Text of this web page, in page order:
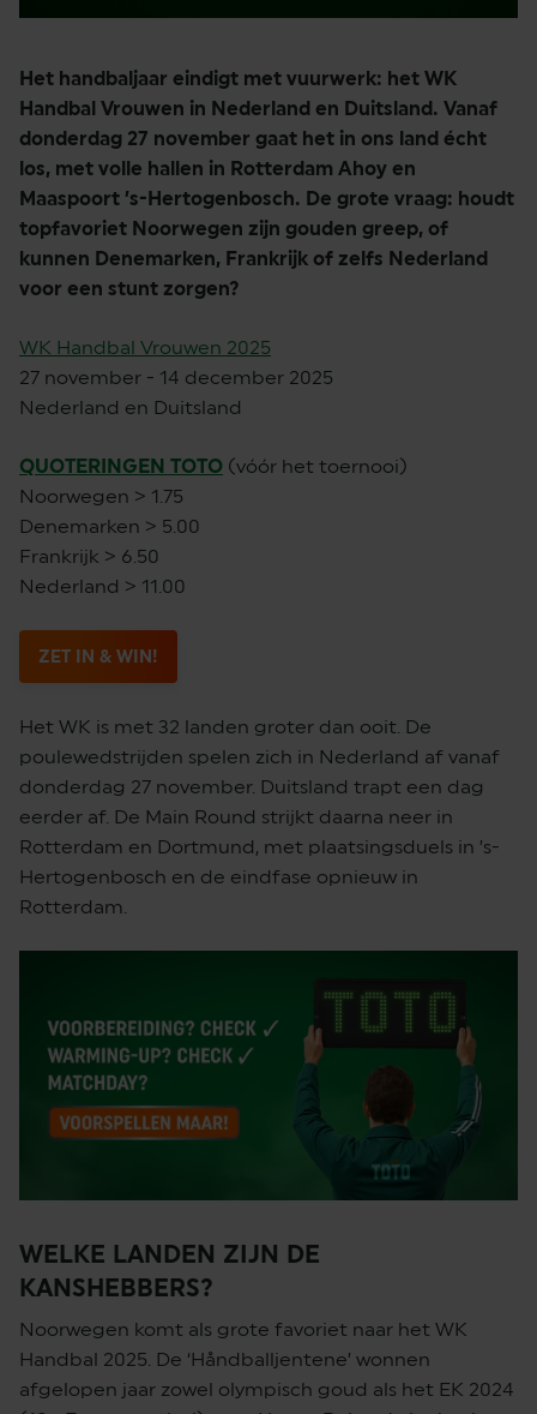
Het handbaljaar eindigt met vuurwerk: het WK
Handbal Vrouwen in Nederland en Duitsland. Vanaf
donderdag 27 november gaat het in ons land écht
los, met volle hallen in Rotterdam Ahoy en
Maaspoort ’s-Hertogenbosch. De grote vraag: houdt
topfavoriet Noorwegen zijn gouden greep, of
kunnen Denemarken, Frankrijk of zelfs Nederland
voor een stunt zorgen?
WK Handbal Vrouwen 2025
27 november - 14 december 2025
Nederland en Duitsland
QUOTERINGEN TOTO (vóór het toernooi)
Noorwegen > 1.75
Denemarken > 5.00
Frankrijk > 6.50
Nederland > 11.00
ZET IN & WIN!
Het WK is met 32 landen groter dan ooit. De
poulewedstrijden spelen zich in Nederland af vanaf
donderdag 27 november. Duitsland trapt een dag
eerder af. De Main Round strijkt daarna neer in
Rotterdam en Dortmund, met plaatsingsduels in ’s-
Hertogenbosch en de eindfase opnieuw in
Rotterdam.
WELKE LANDEN ZIJN DE
KANSHEBBERS?
Noorwegen komt als grote favoriet naar het WK
Handbal 2025. De ‘Håndballjentene’ wonnen
afgelopen jaar zowel olympisch goud als het EK 2024